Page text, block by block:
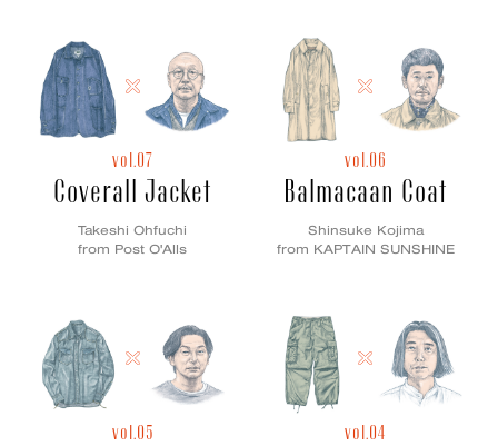
vol.07
Coverall Jacket
Takeshi Ohfuchi
from Post O'Alls
vol.06
Balmacaan Coat
Shinsuke Kojima
from KAPTAIN SUNSHINE
vol.05 vol.04